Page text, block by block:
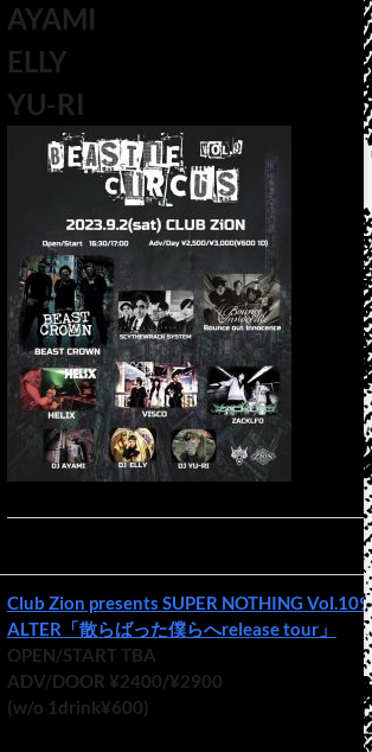
AYAMI
ELLY
YU-RI
Club Zion presents SUPER NOTHING Vol.109
ALTER「散らばった僕らへrelease tour」
OPEN/START TBA
ADV/DOOR ¥2400/¥2900
(w/o 1drink¥600)